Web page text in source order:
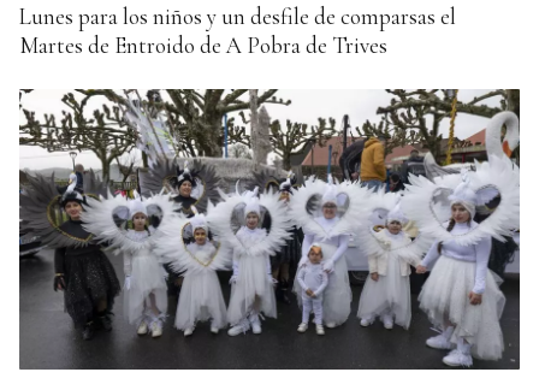
Lunes para los niños y un desfile de comparsas el
Martes de Entroido de A Pobra de Trives